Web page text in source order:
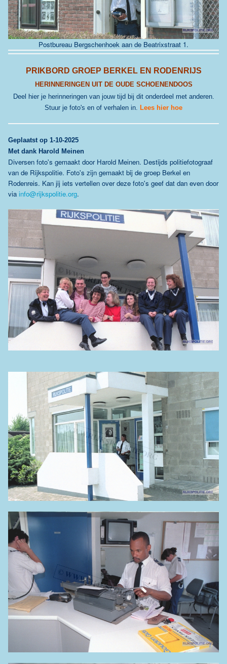
Postbureau Bergschenhoek aan de Beatrixstraat 1.
PRIKBORD GROEP BERKEL EN RODENRIJS
HERINNERINGEN UIT DE OUDE SCHOENENDOOS
Deel hier je herinneringen van jouw tijd bij dit onderdeel met anderen.
Stuur je foto's en of verhalen in. Lees hier hoe
Geplaatst op 1-10-2025
Met dank Harold Meinen
Diversen foto's gemaakt door Harold Meinen. Destijds politiefotograaf
van de Rijkspolitie. Foto's zijn gemaakt bij de groep Berkel en
Rodenreis. Kan jij iets vertellen over deze foto's geef dat dan even door
via info@rijkspolitie.org.